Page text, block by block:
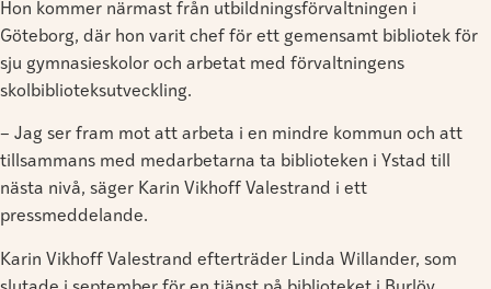
Hon kommer närmast från utbildningsförvaltningen i
Göteborg, där hon varit chef för ett gemensamt bibliotek för
sju gymnasieskolor och arbetat med förvaltningens
skolbiblioteksutveckling.
– Jag ser fram mot att arbeta i en mindre kommun och att
tillsammans med medarbetarna ta biblioteken i Ystad till
nästa nivå, säger Karin Vikhoff Valestrand i ett
pressmeddelande.
Karin Vikhoff Valestrand efterträder Linda Willander, som